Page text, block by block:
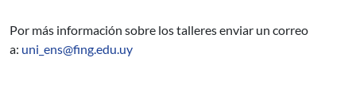
Por más información sobre los talleres enviar un correo
a: uni_ens@fing.edu.uy